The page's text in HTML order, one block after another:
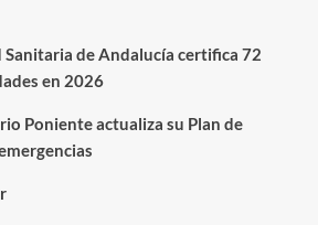
Sanitaria de Andalucía certifica 72
en 2026
Poniente actualiza su Plan de